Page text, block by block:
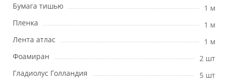
Бумага тишью
1 м
Пленка
1 м
Лента атлас
1 м
Фоамиран
2 шт
Гладиолус Голландия
5 шт